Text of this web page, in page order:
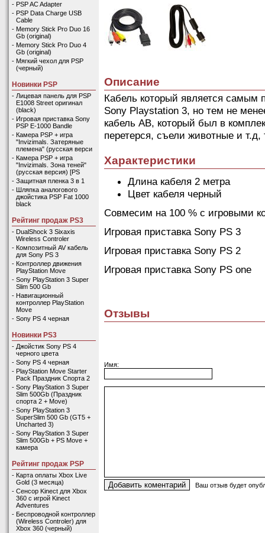
- PSP AC Adapter
- PSP Data Charge USB
Cable
- Memory Stick Pro Duo 16
Gb (original)
- Memory Stick Pro Duo 4
Gb (original)
- Мягкий чехол для PSP
(черный)
Новинки PSP
- Лицевая панель для PSP
E1008 Street оригинал
(black)
- Игровая приставка Sony
PSP E-1000 Bandle
- Камера PSP + игра
"Invizimals. Затеряные
племена" (русская верси
- Камера PSP + игра
"Invizimals. Зона теней"
(русская версия) [PS
- Защитная пленка 3 в 1
- Шляпка аналогового
джойстика PSP Fat 1000
black
Рейтинг продаж PS3
- DualShock 3 Sixaxis
Wireless Controler
- Композитный AV кабель
для Sony PS 3
- Контроллер движения
PlayStation Move
- Sony PlayStation 3 Super
Slim 500 Gb
- Навигационный
контроллер PlayStation
Move
- Sony PS 4 черная
Новинки PS3
- Джойстик Sony PS 4
черного цвета
- Sony PS 4 черная
- PlayStation Move Starter
Pack Праздник Спорта 2
- Sony PlayStation 3 Super
Slim 500Gb (Праздник
спорта 2 + Move)
- Sony PlayStation 3
SuperSlim 500 Gb (GT5 +
Uncharted 3)
- Sony PlayStation 3 Super
Slim 500Gb + PS Move +
камера
Рейтинг продаж PSP
- Карта оплаты Xbox Live
Gold (3 месяца)
- Сенсор Kinect для Xbox
360 с игрой Kinect
Adventures
- Беспроводной контроллер
(Wireless Controler) для
Xbox 360 (черный)
Описание
Кабель который является самым
Sony Playstation 3, но тем не
кабель АВ, который был в
перетерся, съели животные и т.д,
Характеристики
Длина кабеля 2 метра
Цвет кабеля черный
Совмесим на 100 % с игровыми
Игровая приставка Sony PS 3
Игровая приставка Sony PS 2
Игровая приставка Sony PS one
Отзывы
Имя:
Ваш отзыв будет